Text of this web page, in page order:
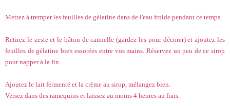
Mettez à tremper les feuilles de gélatine dans de l'eau froide pendant ce temps.
Retirez le zeste et le bâton de cannelle (gardez-les pour décorer) et ajoutez les
feuilles de gélatine bien essorées entre vos mains. Réservez un peu de ce sirop
pour napper à la fin.
Ajoutez le lait fermenté et la crème au sirop, mélangez bien.
Versez dans des ramequins et laissez au moins 4 heures au frais.